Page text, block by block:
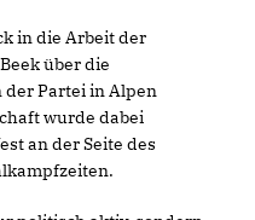
in die Arbeit der
über die
Partei in Alpen
wurde dabei
an der Seite des